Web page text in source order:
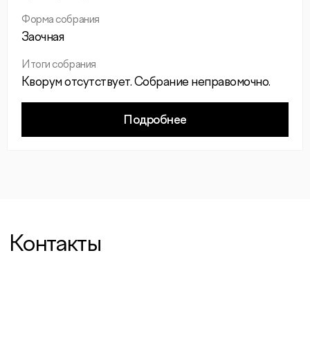
Форма собрания
Заочная
Итоги собрания
Кворум отсутствует. Собрание неправомочно.
Подробнее
Контакты